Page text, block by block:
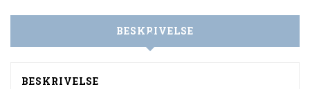
BESKRIVELSE
BESKRIVELSE